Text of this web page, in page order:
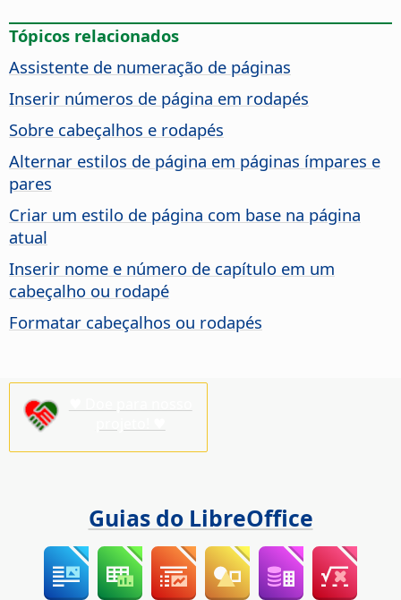
Tópicos relacionados
Assistente de numeração de páginas
Inserir números de página em rodapés
Sobre cabeçalhos e rodapés
Alternar estilos de página em páginas ímpares e
pares
Criar um estilo de página com base na página
atual
Inserir nome e número de capítulo em um
cabeçalho ou rodapé
Formatar cabeçalhos ou rodapés
Guias do LibreOffice